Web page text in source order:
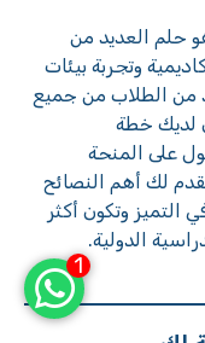
حلم العديد من
وتجربة بيئات
من الطلاب من جميع
لديك خطة
على المنحة
لك أهم النصائح
التميز وتكون أكثر
الدولية.
1